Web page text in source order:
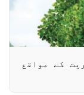
کے مواقع